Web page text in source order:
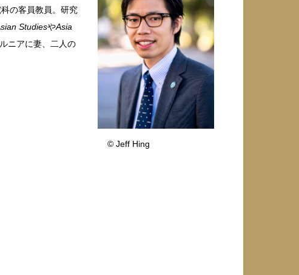
© Jeff Hing
の客員教員。研究
StudiesやAsia
ニアに妻、二人の